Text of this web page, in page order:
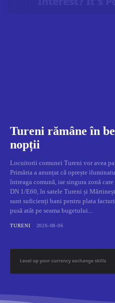
Tureni rămâne în
nopții
Locuitorii comunei Tureni vor avea
Primăria a anunțat că oprește
întreaga comună, iar singura zonă
DN 1/E60, în satele Tureni și
sunt suficienți bani pentru plata
pusă atât pe seama bugetului...
TURENI 2026-08-06